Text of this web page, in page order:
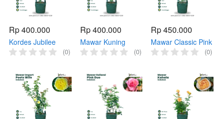
Rp 400.000
Kordes Jubilee
(Indukan)
(0)
Rp 400.000
Mawar Kuning
(Indukan)
(0)
Rp 450.000
Mawar Classic Pink
(Indukan)
(0)